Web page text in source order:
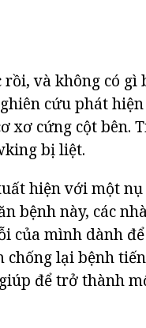
và không có gì
cứu phát
xơ cứng cột bên.
bị liệt.
hiện với một
bệnh này, các
của mình dành
lại bệnh
để trở thành